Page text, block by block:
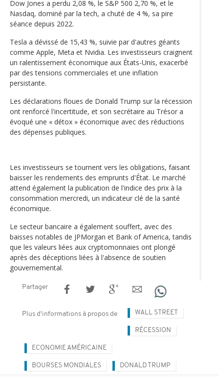
Dow Jones a perdu 2,08 %, le S&P 500 2,70 %, et le
Nasdaq, dominé par la tech, a chuté de 4 %, sa pire
séance depuis 2022.
Tesla a dévissé de 15,43 %, suivie par d'autres géants
comme Apple, Meta et Nvidia. Les investisseurs craignent
un ralentissement économique aux États-Unis, exacerbé
par des tensions commerciales et une inflation
persistante.
Les déclarations floues de Donald Trump sur la récession
ont renforcé l'incertitude, et son secrétaire au Trésor a
évoqué une « détox » économique avec des réductions
des dépenses publiques.
Les investisseurs se tournent vers les obligations, faisant
baisser les rendements des emprunts d'État. Le marché
attend également la publication de l'indice des prix à la
consommation mercredi, un indicateur clé de la santé
économique.
Le secteur bancaire a également souffert, avec des
baisses notables de JPMorgan et Bank of America, tandis
que les valeurs liées aux cryptomonnaies ont plongé
après des déceptions liées à l'absence de soutien
gouvernemental.
Partager
Plus d'informations à propos de WALL STREET
RÉCESSION
ECONOMIE AMÉRICAINE
BOURSES MONDIALES DONALD TRUMP